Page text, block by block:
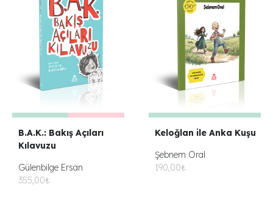
B.A.K.: Bakış Açıları
Kılavuzu
Gülenbilge Ersan
355,00₺
Keloğlan ile Anka Kuşu
Şebnem Oral
190,00₺